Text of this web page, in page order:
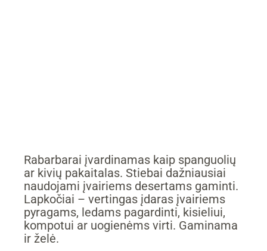
Rabarbarai įvardinamas kaip spanguolių
ar kivių pakaitalas. Stiebai dažniausiai
naudojami įvairiems desertams gaminti.
Lapkočiai – vertingas įdaras įvairiems
pyragams, ledams pagardinti, kisieliui,
kompotui ar uogienėms virti. Gaminama
ir želė.